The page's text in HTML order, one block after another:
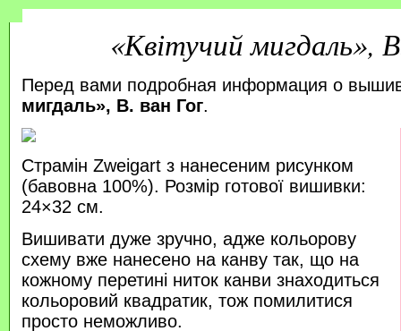
«Квітучий мигдаль»,
Перед вами подробная информация о
мигдаль», В. ван Гог.
Страмін Zweigart з нанесеним рисунком
(бавовна 100%). Розмір готової вишивки:
24×32 см.
Вишивати дуже зручно, адже кольорову
схему вже нанесено на канву так, що на
кожному перетині ниток канви знаходиться
кольоровий квадратик, тож помилитися
просто неможливо.